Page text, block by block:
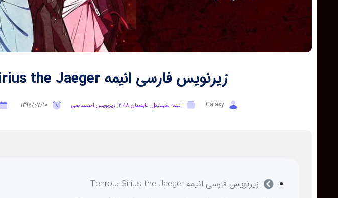
زیرنویس فارسی انیمه Tenrou: Sirius the Jaeger
انیمه سابتایتل, تابستان 2018 , زیرنویس اختصاصی
زیرنویس فارسی انیمه Tenrou: Sirius the Jaeger